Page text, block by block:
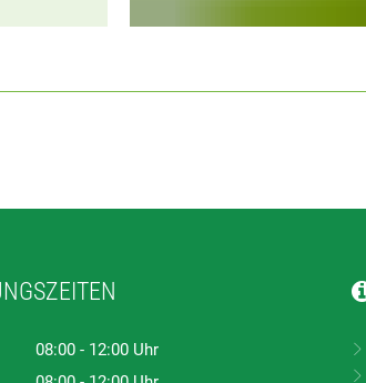
08:00 - 12:00 Uhr
Von 08:00 bis 12:00 Uhr